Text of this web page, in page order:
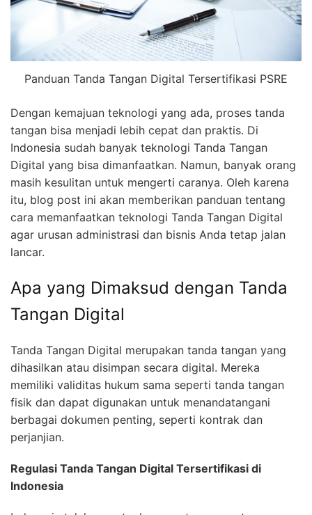
Panduan Tanda Tangan Digital Tersertifikasi PSRE
Dengan kemajuan teknologi yang ada, proses tanda
tangan bisa menjadi lebih cepat dan praktis. Di
Indonesia sudah banyak teknologi Tanda Tangan
Digital yang bisa dimanfaatkan. Namun, banyak orang
masih kesulitan untuk mengerti caranya. Oleh karena
itu, blog post ini akan memberikan panduan tentang
cara memanfaatkan teknologi Tanda Tangan Digital
agar urusan administrasi dan bisnis Anda tetap jalan
lancar.
Apa yang Dimaksud dengan Tanda
Tangan Digital
Tanda Tangan Digital merupakan tanda tangan yang
dihasilkan atau disimpan secara digital. Mereka
memiliki validitas hukum sama seperti tanda tangan
fisik dan dapat digunakan untuk menandatangani
berbagai dokumen penting, seperti kontrak dan
perjanjian.
Regulasi Tanda Tangan Digital Tersertifikasi di
Indonesia